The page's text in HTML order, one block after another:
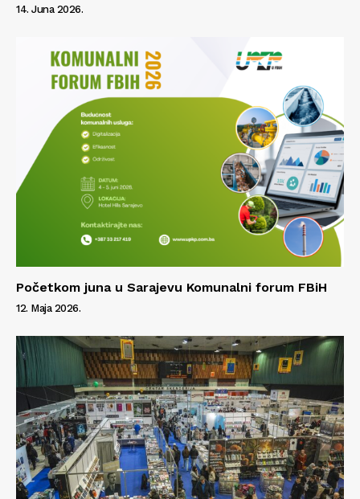
14. Juna 2026.
Početkom juna u Sarajevu Komunalni forum FBiH
12. Maja 2026.